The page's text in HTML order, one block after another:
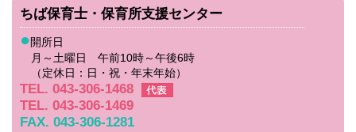
ちば保育士・保育所支援センター
●開所日
月～土曜日 午前10時～午後6時
（定休日：日・祝・年末年始）
TEL. 043-306-1468
TEL. 043-306-1469
FAX. 043-306-1281